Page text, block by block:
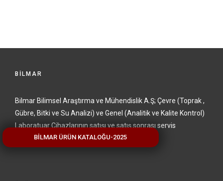
BİLMAR
Bilmar Bilimsel Araştırma ve Mühendislik A.Ş; Çevre (Toprak ,
Gübre, Bitki ve Su Analizi) ve Genel (Analitik ve Kalite Kontrol)
Laboratuar Cihazlarının satışı ve satış sonrası servis
hizmetleri ile uğraşmaktadır.
BİLMAR ÜRÜN KATALOĞU-2025